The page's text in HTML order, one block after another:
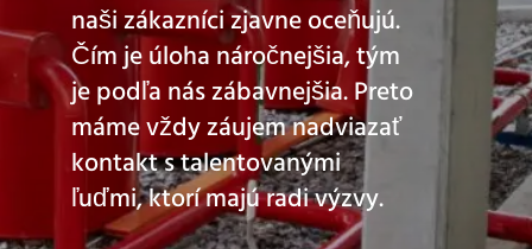
naši zákazníci zjavne oceňujú.
Čím je úloha náročnejšia, tým
je podľa nás zábavnejšia. Preto
máme vždy záujem nadviazať
kontakt s talentovanými
ľuďmi, ktorí majú radi výzvy.